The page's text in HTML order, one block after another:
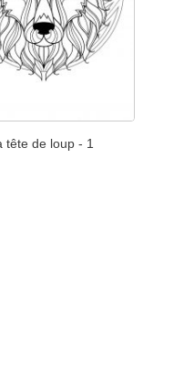
tête de loup - 1